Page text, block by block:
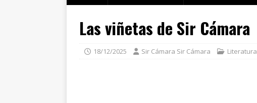
Las viñetas de Sir Cámara
18/12/2025 Sir Cámara Sir Cámara Literatura